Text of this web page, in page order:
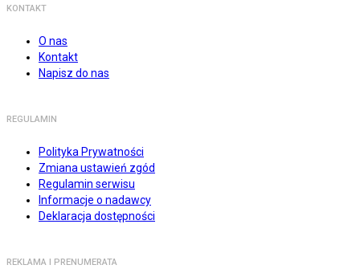
KONTAKT
O nas
Kontakt
Napisz do nas
REGULAMIN
Polityka Prywatności
Zmiana ustawień zgód
Regulamin serwisu
Informacje o nadawcy
Deklaracja dostępności
REKLAMA I PRENUMERATA